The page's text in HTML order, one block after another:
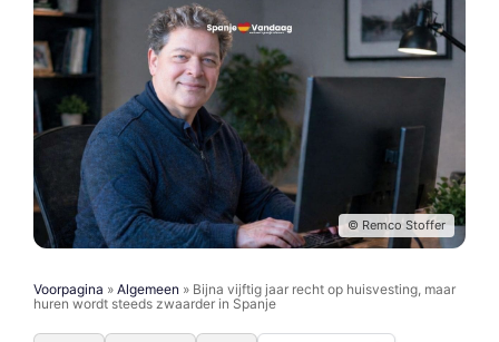
© Remco Stoffer
Voorpagina » Algemeen » Bijna vijftig jaar recht op huisvesting, maar
huren wordt steeds zwaarder in Spanje